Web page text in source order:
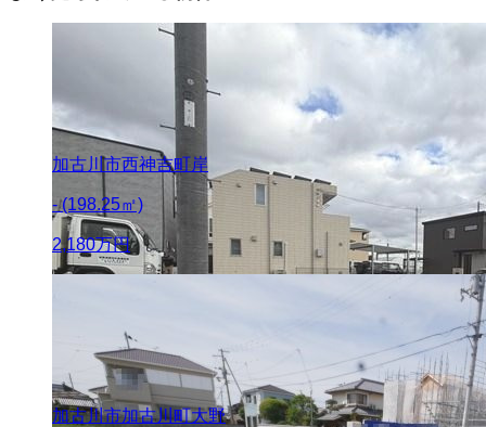
加古川市西神吉町岸
- (198.25㎡)
2,180万円
加古川市加古川町大野